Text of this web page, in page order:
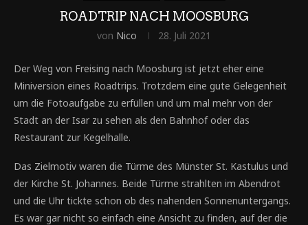
ROADTRIP NACH MOOSBURG
von Nico 28. Juli 2021
Der Weg von Freising nach Moosburg ist jetzt eher eine
Miniversion eines Roadtrips. Trotzdem eine gute Gelegenheit
um die Fotoaufgabe zu erfüllen und um mal mehr von der
Stadt an der Isar zu sehen als den Bahnhof oder das
Restaurant zur Kegelhalle.
Das Zielmotiv waren die Türme des Münster St. Kastulus und
der Kirche St. Johannes. Beide Türme strahlten im Abendrot
und die Uhr tickte schon ob des nahenden Sonnenuntergangs.
Es war gar nicht so einfach eine Ansicht zu finden, auf der die